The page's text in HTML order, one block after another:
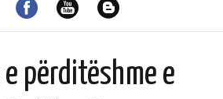
përditëshme e